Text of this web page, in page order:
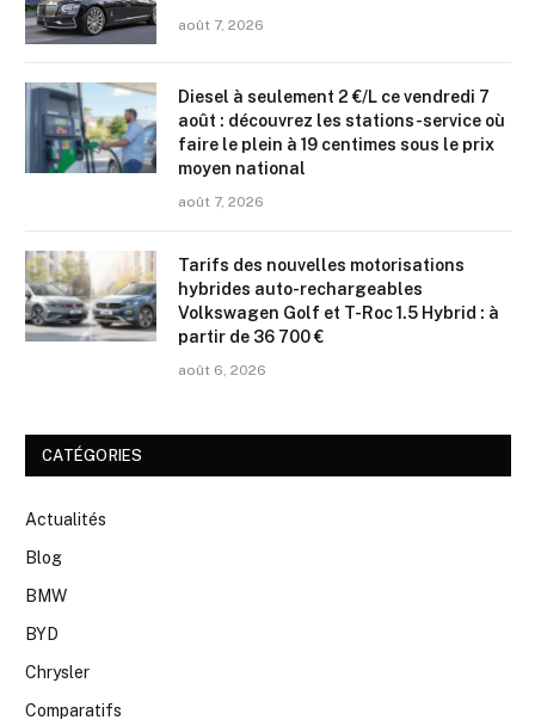
août 7, 2026
Diesel à seulement 2 €/L ce vendredi 7
août : découvrez les stations-service où
faire le plein à 19 centimes sous le prix
moyen national
août 7, 2026
Tarifs des nouvelles motorisations
hybrides auto-rechargeables
Volkswagen Golf et T-Roc 1.5 Hybrid : à
partir de 36 700 €
août 6, 2026
CATÉGORIES
Actualités
Blog
BMW
BYD
Chrysler
Comparatifs